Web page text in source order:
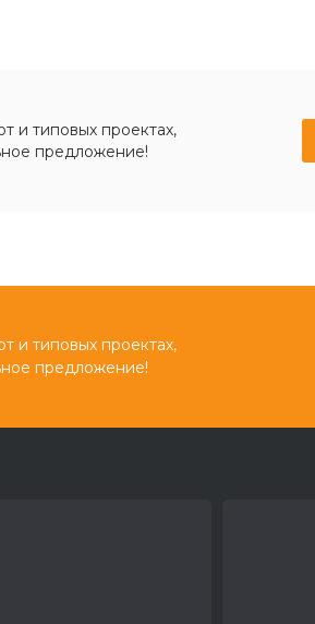
и типовых проектах,
предложение!
и типовых проектах,
предложение!